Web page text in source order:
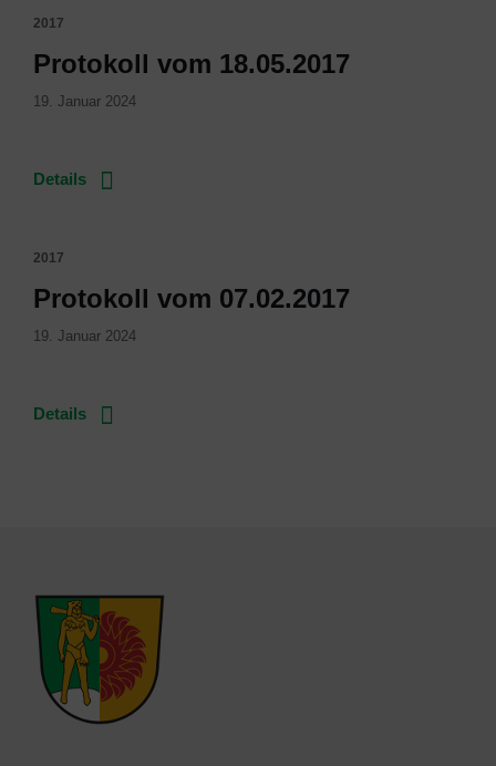
2017
Protokoll vom 18.05.2017
19. Januar 2024
Details
2017
Protokoll vom 07.02.2017
19. Januar 2024
Details